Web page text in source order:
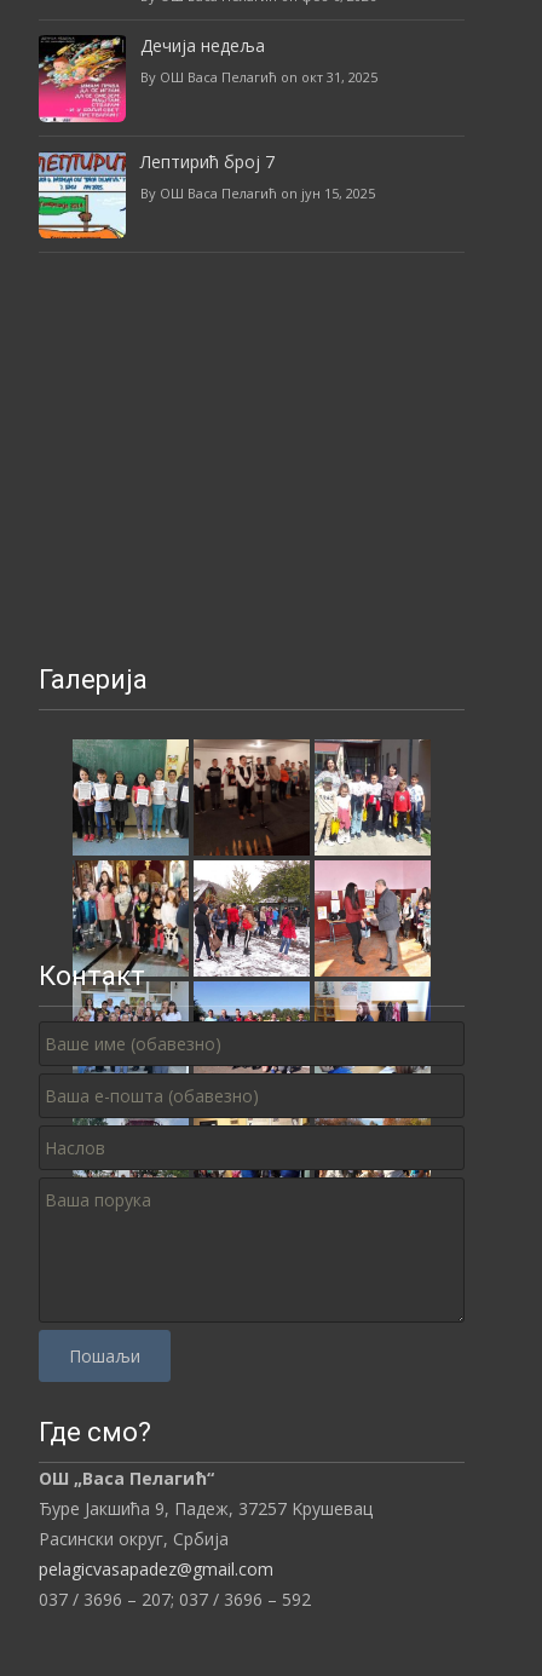
Дечија недеља
By ОШ Васа Пелагић on окт 31, 2025
Лептирић број 7
By ОШ Васа Пелагић on јун 15, 2025
Галерија
Контакт
l
e
l
Где смо?
ОШ „Васа Пелагић“
Ђуре Јакшића 9, Падеж, 37257 Kрушевац
Расински округ, Србија
pelagicvasapadez@gmail.com
037 / 3696 – 207; 037 / 3696 – 592